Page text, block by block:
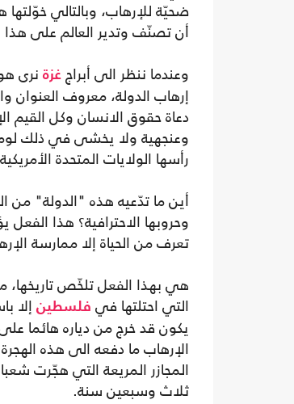
ضحيّة للإرهاب، وبالتالي
أن تصنّف وتدير العالم على
وعندما ننظر الى أبراج غزة نرى
إرهاب الدولة، معروف
دعاة حقوق الانسان وكل القيم
وعنجهية ولا يخشى في ذلك
رأسها الولايات المتحدة
أين ما تدّعيه هذه "الدولة" من
وحروبها الاحترافية؟ هذا الفعل
تعرف من الحياة إلا ممارسة
هي بهذا الفعل تلخّص
التي احتلتها في فلسطين إلا
يكون قد خرج من دياره هائما
الإرهاب ما دفعه الى هذه
المجازر المريعة التي هجّرت
ثلاث وسبعين سنة.